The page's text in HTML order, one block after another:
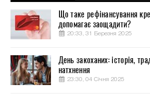
Що таке рефінансування
допомагає заощадити?
20:33, 31 Березня 2025
День закоханих: історія,
натхнення
23:30, 04 Січня 2025